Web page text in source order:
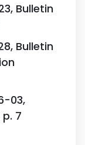
Bulletin
Bulletin
03,
p. 7